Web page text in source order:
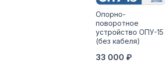
Опорно-
поворотное
устройство ОПУ-15
(без кабеля)
33 000 ₽